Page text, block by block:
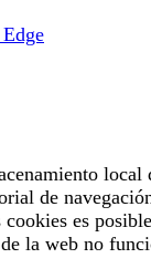
local
de
es
la web no